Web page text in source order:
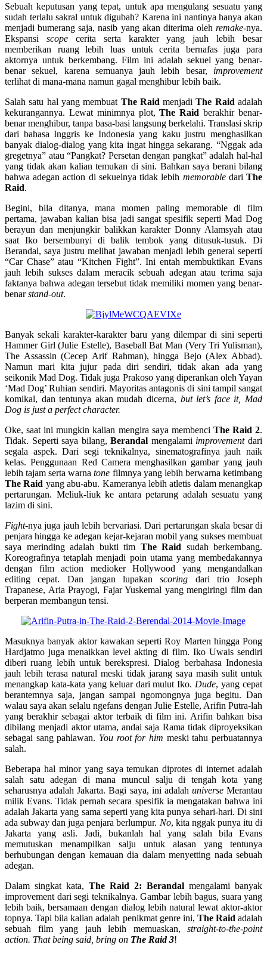
Sebuah keputusan yang tepat, untuk apa mengulang sesuatu yang
sudah terlalu sakral untuk digubah? Karena ini nantinya hanya akan
menjadi bumerang saja, nasib yang akan diterima oleh remake-nya.
Ekspansi scopecerita serta karakter yang jauh lebih besar
memberikan ruang lebih luas untuk cerita bernafas juga para
aktornya untuk berkembang. Film ini adalah sekuel yang benar-
benar sekuel, karena semuanya jauh lebih besar, improvement
terlihat di mana-mana namun gagal menghibur lebih baik.
Salah satu hal yang membuat The Raid menjadiThe Raid adalah
kekurangannya. Lewat minimnya plot,The Raid berakhir benar-
benar menghibur, tanpa basa-basi langsung berkelahi. Translasi skrip
dari bahasa Inggris ke Indonesia yang kaku justru menghasilkan
banyak dialog-dialog yang kita ingat hingga sekarang. “Nggak ada
gregetnya” atau “Pangkat? Persetan dengan pangkat” adalah hal-hal
yang tidak akan kalian temukan di sini. Bahkan saya berani bilang
bahwa adegan action di sekuelnya tidak lebih memorabledariThe
Raid.
Begini, bila ditanya, mana momen paling memorable di film
pertama, jawaban kalian bisa jadi sangat spesifik seperti Mad Dog
berayun dan menjungkir balikkan karakter Donny Alamsyah atau
saat Iko bersembunyi di balik tembok yang ditusuk-tusuk. Di
Berandal, saya justru melihat jawaban menjadi lebih general seperti
“Car Chase” atau “Kitchen Fight”. Ini entah membuktikan Evans
jauh lebih sukses dalam meracik sebuah adegan atau terima saja
faktanya bahwa adegan tersebut tidak memiliki momen yang benar-
benarstand-out.
Banyak sekali karakter-karakter baru yang dilempar di sini seperti
Hammer Girl (Julie Estelle), Baseball Bat Man (Very Tri Yulisman),
The Assassin (Cecep Arif Rahman), hingga Bejo (Alex Abbad).
Namun mari kita jujur pada diri sendiri, tidak akan ada yang
seikonik Mad Dog. Tidak juga Prakoso yang diperankan oleh Yayan
‘Mad Dog’ Ruhian sendiri. Mayoritas antagonis di sini tampil sangat
komikal, dan tentunya akan mudah dicerna, but let’s face it, Mad
Dog is just a perfect character.
Oke, saat ini mungkin kalian mengira saya membenci The Raid 2.
Tidak. Seperti saya bilang,Berandal mengalami improvementdari
segala aspek. Dari segi teknikalnya, sinematografinya jauh naik
kelas. Penggunaan Red Camera menghasilkan gambar yang jauh
lebih tajam serta warnatone filmnya yang lebih berwarna ketimbang
The Raid yang abu-abu. Kameranya lebih atletis dalam menangkap
pertarungan. Meliuk-liuk ke antara petarung adalah sesuatu yang
lazim di sini.
Fight-nya juga jauh lebih bervariasi. Dari pertarungan skala besar di
penjara hingga ke adegan kejar-kejaran mobil yang sukses membuat
saya merinding adalah bukti tim The Raid sudah berkembang.
Koreografinya tetaplah menjadi poin utama yang membedakannya
dengan film action medioker Hollywood yang mengandalkan
editing cepat. Dan jangan lupakanscoring dari trio Joseph
Trapanese, Aria Prayogi, Fajar Yuskemal yang mengiringi film dan
berperan membangun tensi.
Masuknya banyak aktor kawakan seperti Roy Marten hingga Pong
Hardjatmo juga menaikkan level akting di film. Iko Uwais sendiri
diberi ruang lebih untuk berekspresi. Dialog berbahasa Indonesia
jauh lebih terasa natural meski tidak jarang saya masih sulit untuk
menangkap kata-kata yang keluar dari mulut Iko. Dude, yang cepat
berantemnya saja, jangan sampai ngomongnya juga begitu. Dan
walau saya akan selalu ngefans dengan Julie Estelle, Arifin Putra-lah
yang berakhir sebagai aktor terbaik di film ini. Arifin bahkan bisa
dibilang menjadi aktor utama, andai saja Rama tidak diproyeksikan
sebagai sang pahlawan. You root for him meski tahu perbuatannya
salah.
Beberapa hal minor yang saya temukan diprotes di internet adalah
salah satu adegan di mana muncul salju di tengah kota yang
seharusnya adalah Jakarta. Bagi saya, ini adalah universeMerantau
milik Evans. Tidak pernah secara spesifik ia mengatakan bahwa ini
adalah Jakarta yang sama seperti yang kita punya sehari-hari. Di sini
ada subway dan juga penjara berlumpur. No, kita nggak punya itu di
Jakarta yang asli. Jadi, bukanlah hal yang salah bila Evans
memutuskan menampilkan salju untuk alasan yang tentunya
berhubungan dengan kemauan dia dalam menyetting nada sebuah
adegan.
Dalam singkat kata, The Raid 2: Berandal mengalami banyak
improvement dari segi teknikalnya. Gambar lebih bagus, suara yang
lebih baik, bersamaan dengan dialog lebih natural lewat aktor-aktor
topnya. Tapi bila kalian adalah penikmat genre ini, The Raid adalah
sebuah film yang jauh lebih memuaskan, straight-to-the-point
action. That being said, bring on The Raid 3!